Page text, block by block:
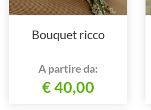
Bouquet ricco
A partire da:
€ 40,00